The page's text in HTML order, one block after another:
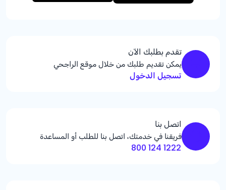
تقدم بطلبك الآن
يمكن تقديم طلبك من خلال موقع الراجحي
تسجيل الدخول
اتصل بنا
فريقنا في خدمتك، اتصل بنا للطلب أو المساعدة
1222 124 800